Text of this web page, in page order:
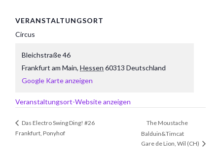
VERANSTALTUNGSORT
Circus
Bleichstraße 46
Frankfurt am Main, Hessen 60313 Deutschland
Google Karte anzeigen
Veranstaltungsort-Website anzeigen
Das Electro Swing Ding! #26
Frankfurt, Ponyhof
The Moustache
Balduin&Timcat
Gare de Lion, Wil (CH)